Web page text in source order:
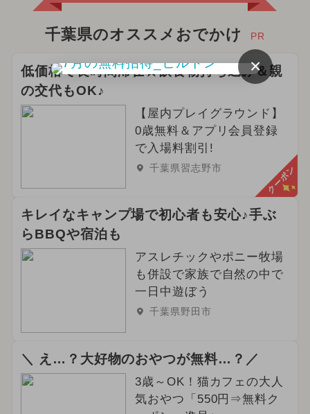
千葉県のオススメおでかけ PR
低価格で長時間滞在☆飲食物持ち込み＆親
の交代もOK♪
【屋内プレイグラウンド】
0歳無料＆アプリ会員登録
で入場料割引!
千葉県習志野市 クーポン
キレイなキャンプ場で初心者も安心♪手ぶ
らBBQや宿泊も
アスレチックやポニー牧場
も併設で家族で自然の中で
一日中遊ぼう
千葉県野田市
＼ え…？大好物のおやつが無料…？／
3歳～OK！猫カフェの大人
気おやつ「550円⇒無料ク
×